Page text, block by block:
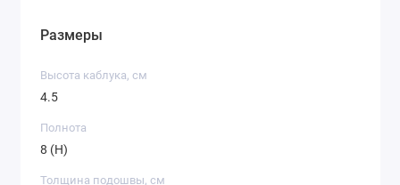
Размеры
Высота каблука, см
4.5
Полнота
8 (H)
Толщина подошвы, см